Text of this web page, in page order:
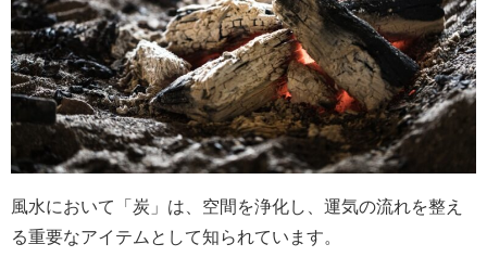
風水において「炭」は、空間を浄化し、運気の流れを整え
る重要なアイテムとして知られています。